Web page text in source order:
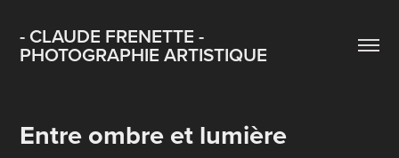
- CLAUDE FRENETTE -
PHOTOGRAPHIE ARTISTIQUE
Entre ombre et lumière